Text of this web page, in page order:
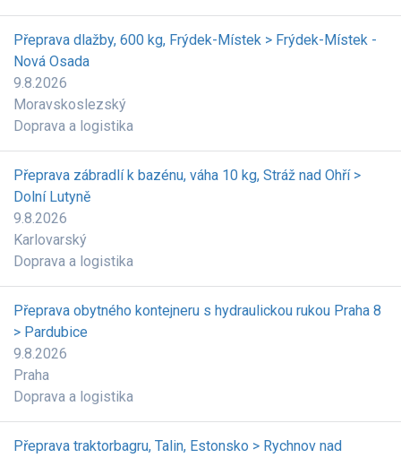
Přeprava dlažby, 600 kg, Frýdek-Místek > Frýdek-Místek -
Nová Osada
9.8.2026
Moravskoslezský
Doprava a logistika
Přeprava zábradlí k bazénu, váha 10 kg, Stráž nad Ohří >
Dolní Lutyně
9.8.2026
Karlovarský
Doprava a logistika
Přeprava obytného kontejneru s hydraulickou rukou Praha 8
> Pardubice
9.8.2026
Praha
Doprava a logistika
Přeprava traktorbagru, Talin, Estonsko > Rychnov nad